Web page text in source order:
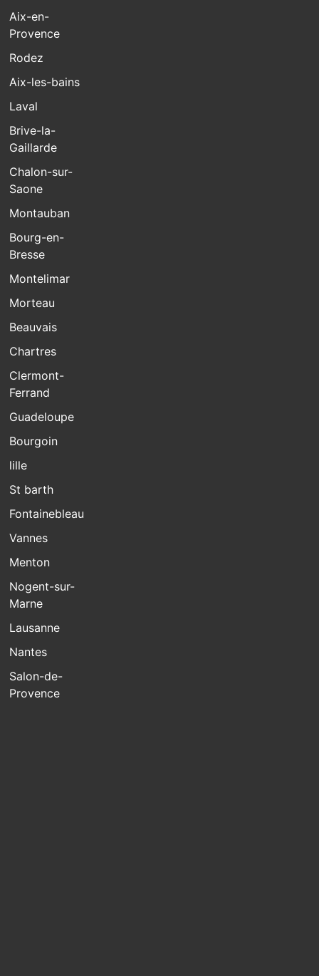
Aix-en-
Provence
Rodez
Aix-les-bains
Laval
Brive-la-
Gaillarde
Chalon-sur-
Saone
Montauban
Bourg-en-
Bresse
Montelimar
Morteau
Beauvais
Chartres
Clermont-
Ferrand
Guadeloupe
Bourgoin
lille
St barth
Fontainebleau
Vannes
Menton
Nogent-sur-
Marne
Lausanne
Nantes
Salon-de-
Provence